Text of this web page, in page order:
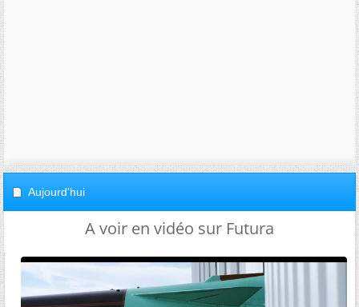
Aujourd'hui
A voir en vidéo sur Futura